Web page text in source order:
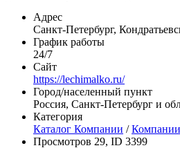
Адрес
Санкт-Петербург,
График работы
24/7
Сайт
https://lechimalko.ru/
Город/населенный пункт
Россия, Санкт-Петербург и
Категория
Каталог Компании /
Просмотров 29, ID 3399